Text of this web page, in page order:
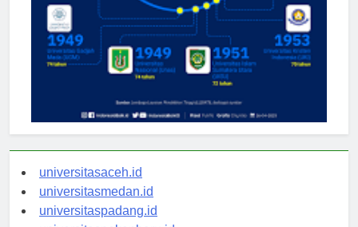
universitasaceh.id
universitasmedan.id